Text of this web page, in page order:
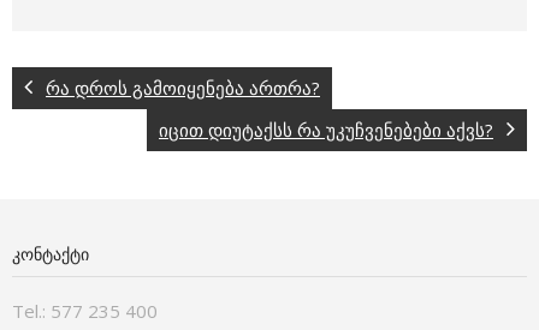
რა დროს გამოიყენება ართრა?
იცით დიუტაქსს რა უკუჩვენებები აქვს?
ᲙᲝᲜᲢᲐᲥᲢᲘ
Tel.: 577 235 400